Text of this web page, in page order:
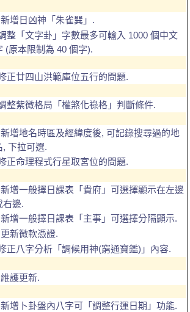
新增日凶神「朱雀巽」.
整「文字卦」字數最多可輸入 1000 個中文
(原本限制為 40 個字).
正廿四山洪範庫位五行的問題.
整紫微格局「權煞化祿格」判斷條件.
新增地名時區及經緯度後, 可記錄搜尋過的地
, 下拉可選.
正命理程式行星取宮位的問題.
新增一般擇日課表「貴府」可選擇顯示在左邊
右邊.
新增一般擇日課表「主事」可選擇分隔顯示.
更新微軟憑證.
正八字分析「調候用神(窮通寶鑑)」內容.
維護更新.
新增卜卦盤內八字可「調整行運日期」功能.